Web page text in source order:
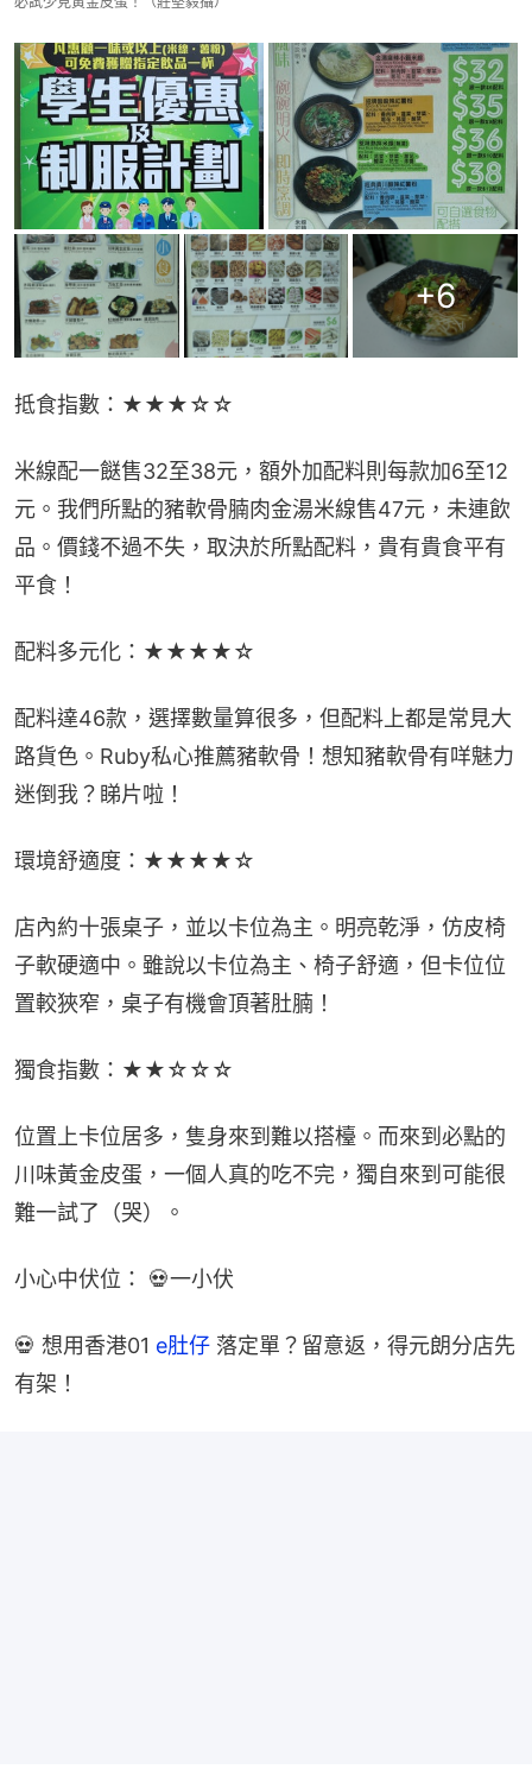
+6
抵食指數：★★★☆☆
米線配一餸售32至38元，額外加配料則每款加6至12
元。我們所點的豬軟骨腩肉金湯米線售47元，未連飲
品。價錢不過不失，取決於所點配料，貴有貴食平有
平食！
配料多元化：★★★★☆
配料達46款，選擇數量算很多，但配料上都是常見大
路貨色。Ruby私心推薦豬軟骨！想知豬軟骨有咩魅力
迷倒我？睇片啦！
環境舒適度：★★★★☆
店內約十張桌子，並以卡位為主。明亮乾淨，仿皮椅
子軟硬適中。雖說以卡位為主、椅子舒適，但卡位位
置較狹窄，桌子有機會頂著肚腩！
獨食指數：★★☆☆☆
位置上卡位居多，隻身來到難以搭檯。而來到必點的
川味黃金皮蛋，一個人真的吃不完，獨自來到可能很
難一試了（哭）。
小心中伏位： 💀一小伏
💀 想用香港01 e肚仔 落定單？留意返，得元朗分店先
有架！